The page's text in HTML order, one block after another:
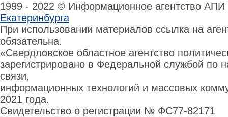
1999 - 2022 © Информационное агентство
Екатеринбурга
При использовании материалов ссылка на
обязательна.
«Свердловское областное агентство
зарегистрировано в Федеральной службой по
связи,
информационных технологий и массовых
2021 года.
Свидетельство о регистрации № ФС77-82171